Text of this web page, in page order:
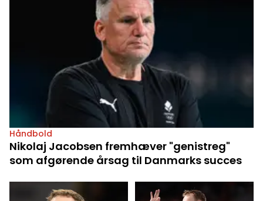
Håndbold
Nikolaj Jacobsen fremhæver "genistreg"
som afgørende årsag til Danmarks succes